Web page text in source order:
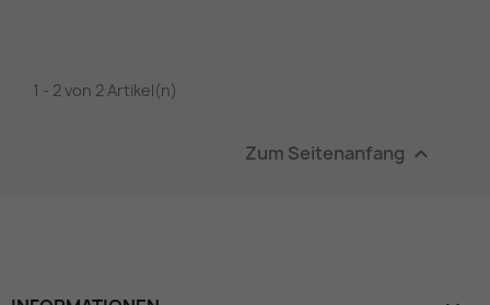
1 - 2 von 2 Artikel(n)
Zum Seitenanfang 